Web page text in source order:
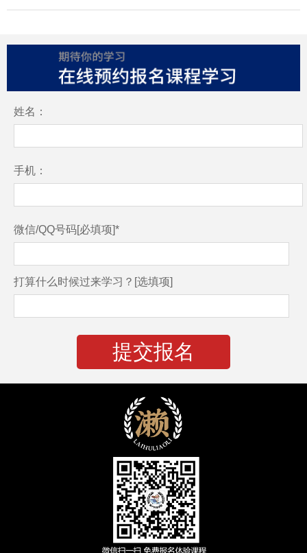
姓名：
手机：
微信/QQ号码[必填项]*
打算什么时候过来学习？[选填项]